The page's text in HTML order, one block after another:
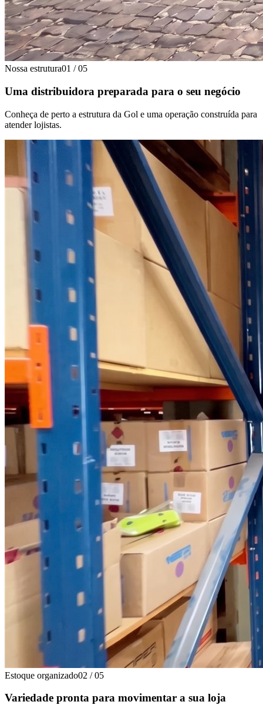
Nossa estrutura01 / 05
Uma distribuidora preparada para o seu negócio
Conheça de perto a estrutura da Gol e uma operação construída para
atender lojistas.
Estoque organizado02 / 05
Variedade pronta para movimentar a sua loja